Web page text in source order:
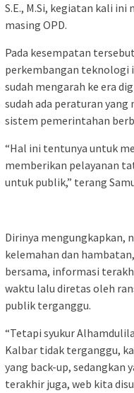
S.E., M.Si, kegiatan kali
masing OPD.
Pada kesempatan
perkembangan teknologi
sudah mengarah ke era
sudah ada peraturan
sistem pemerintahan
“Hal ini tentunya untuk
memberikan pelayanan
untuk publik,” terang
Dirinya mengungkapkan,
kelemahan dan
bersama, informasi
waktu lalu diretas oleh
publik terganggu.
“Tetapi syukur
Kalbar tidak terganggu,
yang back-up, sedangkan
terakhir juga, web kita